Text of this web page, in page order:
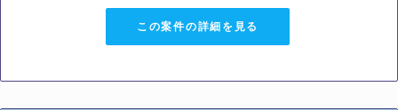
この案件の詳細を見る